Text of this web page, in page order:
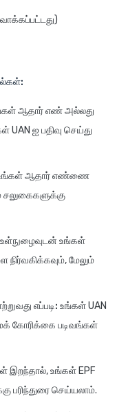
ஆதார் எண் அல்லது
ஐ பதிவு செய்து
உங்கள் ஆதார் எண்ணை
உள்நுழைவுடன் உங்கள்
மேலும்
எப்படி: உங்கள் UAN
கோரிக்கை படிவங்கள்
இறந்தால், உங்கள் EPF
பரிந்துரை செய்யலாம்.